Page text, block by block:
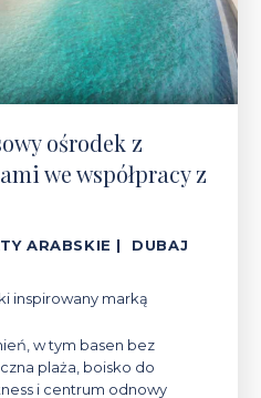
ośrodek z
we współpracy z
ARABSKIE | DUBAJ
inspirowany marką
w tym basen bez
plaża, boisko do
i centrum odnowy